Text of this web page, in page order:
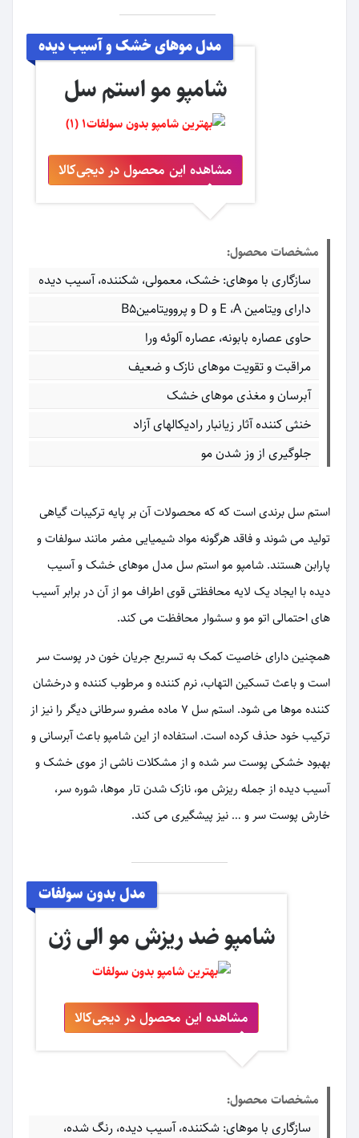
مدل موهای خشک و آسیب دیده
شامپو مو استم سل
مشاهده این محصول در دیجی‌کالا
مشخصات محصول:
سازگاری با موهای: خشک، معمولی، شکننده، آسیب دیده
دارای ویتامین E ،A و D و پروویتامینB5
حاوی عصاره بابونه، عصاره آلوئه ورا
مراقبت و تقویت موهای نازک و ضعیف
آبرسان و مغذی موهای خشک
خنثی کننده آثار زیانبار رادیکالهای آزاد
جلوگیری از وز شدن مو
استم سل برندی است که که محصولات آن بر پایه ترکیبات گیاهی
تولید می شوند و فاقد هرگونه مواد شیمیایی مضر مانند سولفات و
پارابن هستند. شامپو مو استم سل مدل موهای خشک و آسیب
دیده با ایجاد یک لایه محافظتی قوی اطراف مو از آن در برابر آسیب
های احتمالی اتو مو و سشوار محافظت می کند.
همچنین دارای خاصیت کمک به تسریع جریان خون در پوست سر
است و باعث تسکین التهاب، نرم کننده و مرطوب کننده و درخشان
کننده موها می شود. استم سل ۷ ماده مضرو سرطانی دیگر را نیز از
ترکیب خود حذف کرده است. استفاده از این شامپو باعث آبرسانی و
بهبود خشکی پوست سر شده و از مشکلات ناشی از موی خشک و
آسیب دیده از جمله ریزش مو، نازک شدن تار موها، شوره سر،
خارش پوست سر و … نیز پیشگیری می کند.
مدل بدون سولفات
شامپو ضد ریزش مو الی ژن
مشاهده این محصول در دیجی‌کالا
مشخصات محصول:
سازگاری با موهای: شکننده، آسیب دیده، رنگ شده،